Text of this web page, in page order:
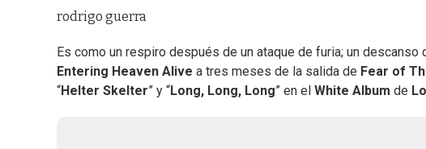
rodrigo guerra
Es como un respiro después de un ataque de furia; un
Entering Heaven Alive a tres meses de la salida de Fear of
“Helter Skelter” y “Long, Long, Long” en el White Album de